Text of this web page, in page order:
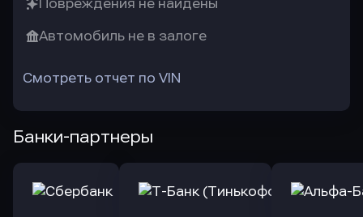
Повреждения не найдены
Автомобиль не в залоге
Смотреть отчет по VIN
Банки-партнеры